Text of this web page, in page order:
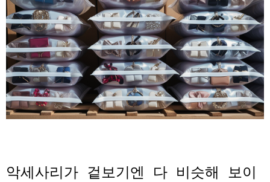
악세사리가 겉보기엔 다 비슷해 보이